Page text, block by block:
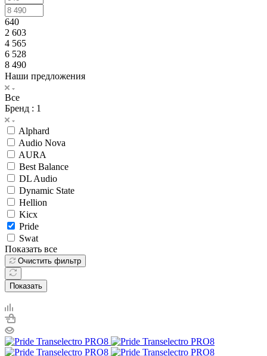
640
2 603
4 565
6 528
8 490
Наши предложения
Все
Бренд : 1
Alphard
Audio Nova
AURA
Best Balance
DL Audio
Dynamic State
Hellion
Kicx
Pride
Swat
Показать все
Очистить фильтр
Показать